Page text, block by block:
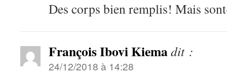
Des corps bien remplis! Mais
François Ibovi Kiemadit :
24/12/2018 à 14:28